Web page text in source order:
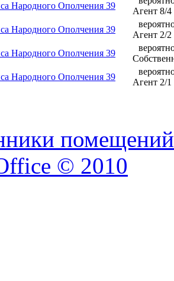
Народного Ополчения 39
Агент 8/4
Народного Ополчения 39
Агент 2/2
Народного Ополчения 39
Народного Ополчения 39
Агент 2/1
© 2010